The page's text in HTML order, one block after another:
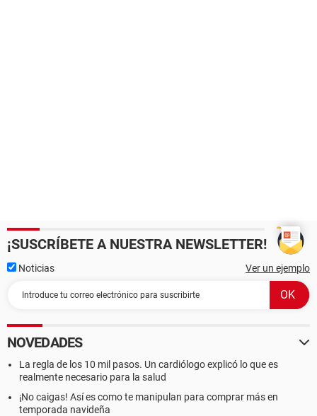
¡SUSCRÍBETE A NUESTRA NEWSLETTER!
Noticias Ver un ejemplo
NOVEDADES
La regla de los 10 mil pasos. Un cardiólogo explicó lo que es
realmente necesario para la salud
¡No caigas! Así es como te manipulan para comprar más en
temporada navideña